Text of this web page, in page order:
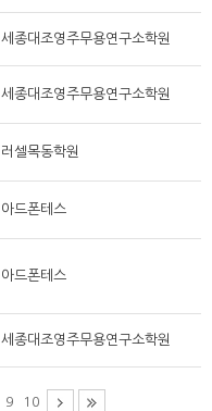
세종대조영주무용연구소학원
세종대조영주무용연구소학원
러셀목동학원
아드폰테스
아드폰테스
세종대조영주무용연구소학원
9 10